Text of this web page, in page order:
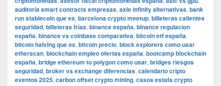
auditoría smart contracts empresas, axie infinity alternativas, bank
run stablecoin que es, barcelona crypto meetup, billeteras calientes
seguridad, billeteras frías, binance españa, binance regulacion
españa, binance vs coinbase comparativa, bitcoin etf españa,
bitcoin halving que es, bitcoin precio, block explorers como usar
etherscan, blockchain empleo ofertas españa, bootcamp blockchain
españa, bridge ethereum to polygon como usar, bridges riesgos
seguridad, broker vs exchange diferencias, calendario cripto
eventos 2025, carbon offset crypto mining, casos estafa crypto